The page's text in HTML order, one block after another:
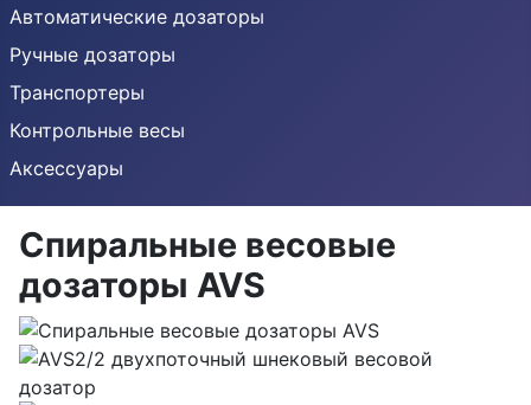
Автоматические дозаторы
Ручные дозаторы
Транспортеры
Контрольные весы
Аксессуары
Спиральные весовые
дозаторы AVS